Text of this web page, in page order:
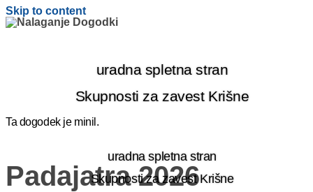
Skip to content
uradna spletna stran
Skupnosti za zavest Krišne
uradna spletna stran
Skupnosti za zavest Krišne
Ta dogodek je minil.
Padajatra 2026